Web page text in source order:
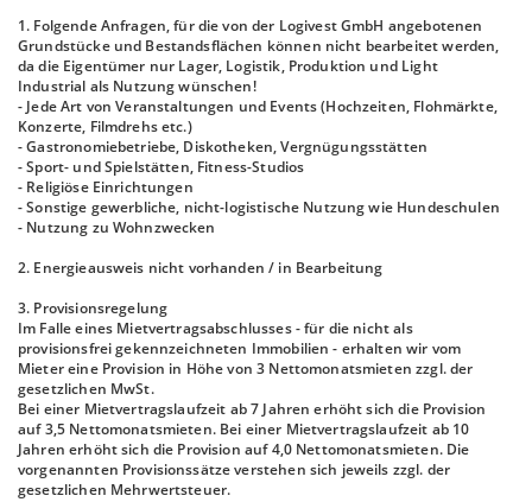
1. Folgende Anfragen, für die von der Logivest GmbH angebotenen
Grundstücke und Bestandsflächen können nicht bearbeitet werden,
da die Eigentümer nur Lager, Logistik, Produktion und Light
Industrial als Nutzung wünschen!
- Jede Art von Veranstaltungen und Events (Hochzeiten, Flohmärkte,
Konzerte, Filmdrehs etc.)
- Gastronomiebetriebe, Diskotheken, Vergnügungsstätten
- Sport- und Spielstätten, Fitness-Studios
- Religiöse Einrichtungen
- Sonstige gewerbliche, nicht-logistische Nutzung wie Hundeschulen
- Nutzung zu Wohnzwecken
2. Energieausweis nicht vorhanden / in Bearbeitung
3. Provisionsregelung
Im Falle eines Mietvertragsabschlusses - für die nicht als
provisionsfrei gekennzeichneten Immobilien - erhalten wir vom
Mieter eine Provision in Höhe von 3 Nettomonatsmieten zzgl. der
gesetzlichen MwSt.
Bei einer Mietvertragslaufzeit ab 7 Jahren erhöht sich die Provision
auf 3,5 Nettomonatsmieten. Bei einer Mietvertragslaufzeit ab 10
Jahren erhöht sich die Provision auf 4,0 Nettomonatsmieten. Die
vorgenannten Provisionssätze verstehen sich jeweils zzgl. der
gesetzlichen Mehrwertsteuer.